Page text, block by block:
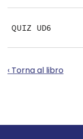
QUIZ UD6
‹ Torna al libro